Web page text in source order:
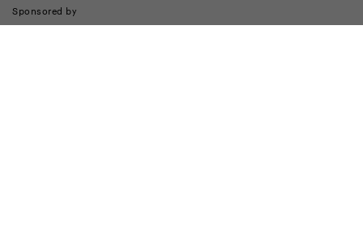
Sponsored by